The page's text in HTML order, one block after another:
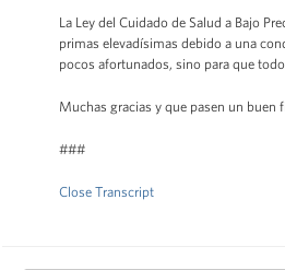
La Ley del Cuidado de Salud a Bajo
primas elevadísimas debido a una
pocos afortunados, sino para que
Muchas gracias y que pasen un buen
###
Close Transcript